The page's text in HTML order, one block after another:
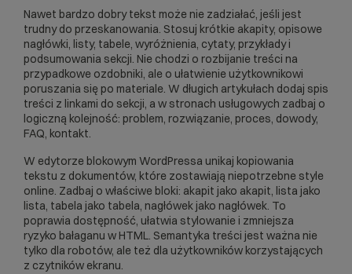
Nawet bardzo dobry tekst może nie zadziałać, jeśli jest
trudny do przeskanowania. Stosuj krótkie akapity, opisowe
nagłówki, listy, tabele, wyróżnienia, cytaty, przykłady i
podsumowania sekcji. Nie chodzi o rozbijanie treści na
przypadkowe ozdobniki, ale o ułatwienie użytkownikowi
poruszania się po materiale. W długich artykułach dodaj spis
treści z linkami do sekcji, a w stronach usługowych zadbaj o
logiczną kolejność: problem, rozwiązanie, proces, dowody,
FAQ, kontakt.
W edytorze blokowym WordPressa unikaj kopiowania
tekstu z dokumentów, które zostawiają niepotrzebne style
online. Zadbaj o właściwe bloki: akapit jako akapit, lista jako
lista, tabela jako tabela, nagłówek jako nagłówek. To
poprawia dostępność, ułatwia stylowanie i zmniejsza
ryzyko bałaganu w HTML. Semantyka treści jest ważna nie
tylko dla robotów, ale też dla użytkowników korzystających
z czytników ekranu.